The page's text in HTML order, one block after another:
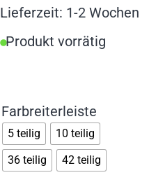
Lieferzeit: 1-2 Wochen
Produkt vorrätig
Farbreiterleiste
5 teilig
10 teilig
36 teilig
42 teilig